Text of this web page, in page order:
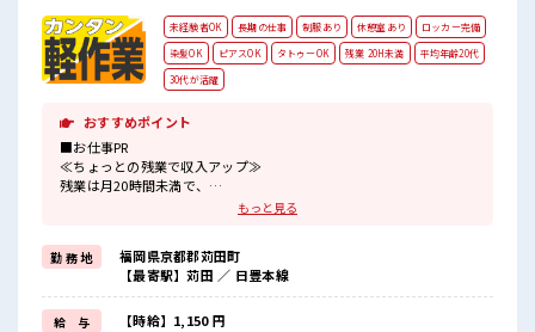
未経験者OK 長期の仕事 制服あり 休憩室あり
ロッカー完備
染髪OK
ピアスOK タトゥーOK 残業 20H未満
平均年齢20代
30代が活躍
おすすめポイント
■お仕事PR
≪ちょっとの残業で収入アップ≫
残業は月20時間未満で、
明るすぎたり奇抜でなければ基本的に自由！
(規定有)≪機能的な制服アリ≫
制服があるので、
毎日の服装の悩み解消♪
≪未経験の方も大カンゲイ≫
もっと見る
勤 務 地
福岡県京都郡苅田町
【最寄駅】苅田 ／ 日豊本線
給 与 【時給】1,150 円